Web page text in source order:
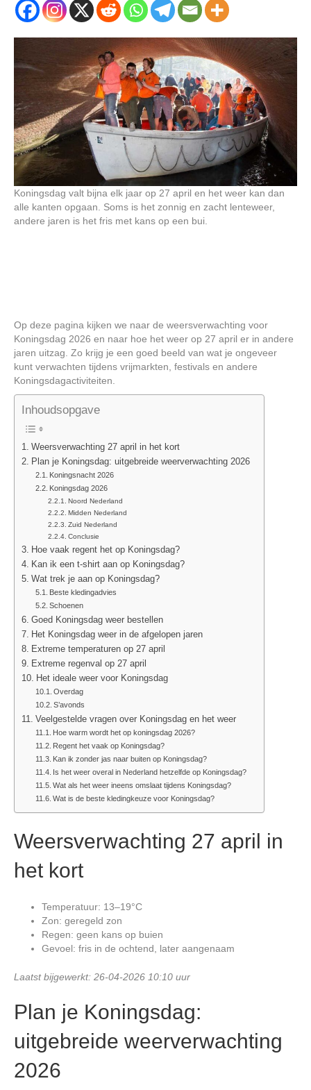
Koningsdag valt bijna elk jaar op 27 april en het weer kan dan
alle kanten opgaan. Soms is het zonnig en zacht lenteweer,
andere jaren is het fris met kans op een bui.
Op deze pagina kijken we naar de weersverwachting voor
Koningsdag 2026 en naar hoe het weer op 27 april er in andere
jaren uitzag. Zo krijg je een goed beeld van wat je ongeveer
kunt verwachten tijdens vrijmarkten, festivals en andere
Koningsdagactiviteiten.
Inhoudsopgave
Weersverwachting 27 april in het kort
Plan je Koningsdag: uitgebreide weerverwachting 2026
Koningsnacht 2026
Koningsdag 2026
Noord Nederland
Midden Nederland
Zuid Nederland
Conclusie
Hoe vaak regent het op Koningsdag?
Kan ik een t-shirt aan op Koningsdag?
Wat trek je aan op Koningsdag?
Beste kledingadvies
Schoenen
Goed Koningsdag weer bestellen
Het Koningsdag weer in de afgelopen jaren
Extreme temperaturen op 27 april
Extreme regenval op 27 april
Het ideale weer voor Koningsdag
Overdag
S’avonds
Veelgestelde vragen over Koningsdag en het weer
Hoe warm wordt het op koningsdag 2026?
Regent het vaak op Koningsdag?
Kan ik zonder jas naar buiten op Koningsdag?
Is het weer overal in Nederland hetzelfde op Koningsdag?
Wat als het weer ineens omslaat tijdens Koningsdag?
Wat is de beste kledingkeuze voor Koningsdag?
Weersverwachting 27 april in
het kort
Temperatuur: 13–19°C
Zon: geregeld zon
Regen: geen kans op buien
Gevoel: fris in de ochtend, later aangenaam
Laatst bijgewerkt: 26-04-2026 10:10 uur
Plan je Koningsdag:
uitgebreide weerverwachting
2026